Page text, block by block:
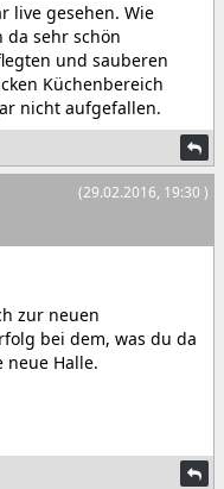
live gesehen. Wie
da sehr schön
und sauberen
Küchenbereich
nicht aufgefallen.
(29.02.2016, 19:30 )
zur neuen
bei dem, was du da
neue Halle.